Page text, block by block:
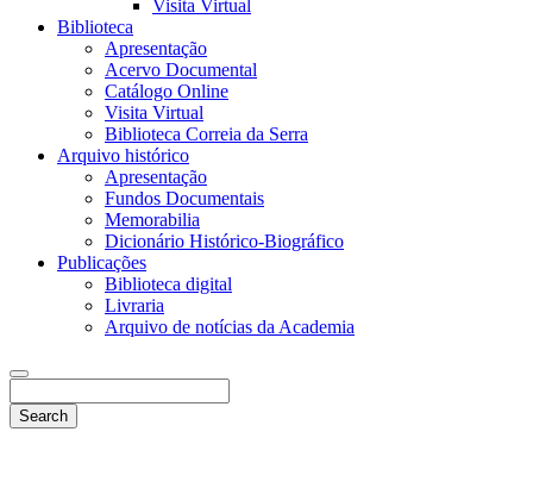
Visita Virtual
Biblioteca
Apresentação
Acervo Documental
Catálogo Online
Visita Virtual
Biblioteca Correia da Serra
Arquivo histórico
Apresentação
Fundos Documentais
Memorabilia
Dicionário Histórico-Biográfico
Publicações
Biblioteca digital
Livraria
Arquivo de notícias da Academia